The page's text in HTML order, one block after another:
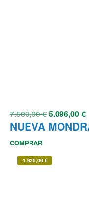
7.500,00€5.096,00€
NUEVA
COMPRAR
-1.925,00 €